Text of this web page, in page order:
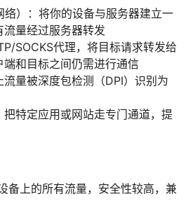
络）：将你的设备与服务器建立一
量经过服务器转发
SOCKS代理，将目标请求转发给
和目标之间仍需进行通信
量被深度包检测（DPI）识别为
把特定应用或网站走专门通道，提
备上的所有流量，安全性较高，兼